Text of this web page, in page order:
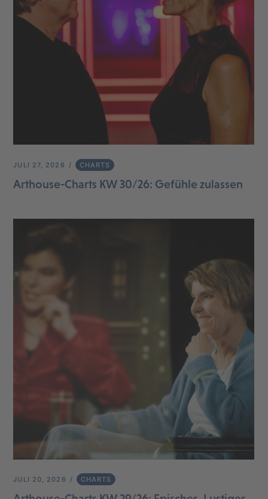
JULI 27, 2026 CHARTS
Arthouse-Charts KW 30/26: Gefühle zulassen
JULI 20, 2026 CHARTS